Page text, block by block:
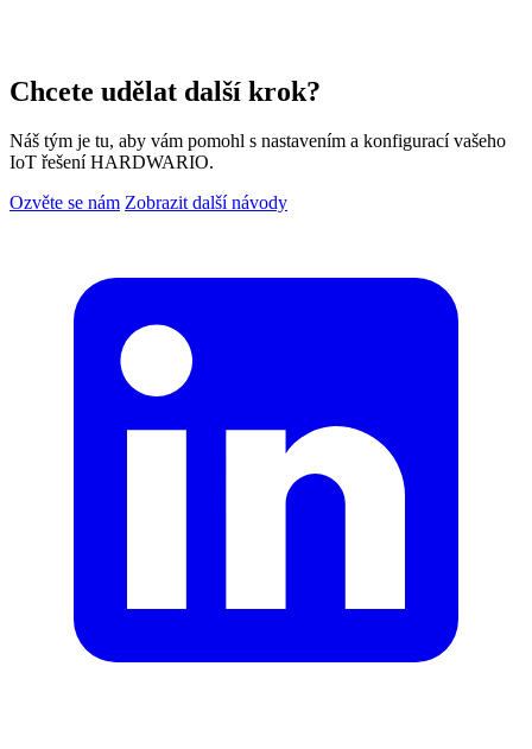
Chcete udělat další krok?
Náš tým je tu, aby vám pomohl s nastavením a konfigurací vašeho
IoT řešení HARDWARIO.
Ozvěte se nám Zobrazit další návody